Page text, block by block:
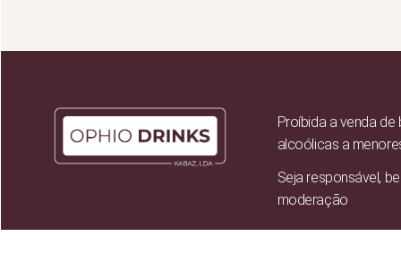
Proíbida a venda de
alcoólicas a
Seja responsável,
moderação